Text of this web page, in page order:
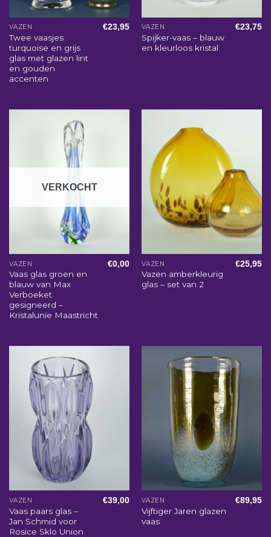
VAZEN
Twee vaasjes
turquoise en grijs
glas met glazen lint
en gouden
accenten
€23,95 VAZEN
Spijker-vaas – blauw
en kleurloos kristal
€23,75
VERKOCHT
VAZEN
Vaas glas groen en
blauw van Max
Verboeket
gesigneerd –
Kristalunie Maastricht
€0,00 VAZEN
Vazen amberkleurig
glas – set van 2
€25,95
VAZEN
Vaas paars glas –
Jan Schmid voor
Rosice Sklo Union
€39,00 VAZEN
Vijftiger Jaren glazen
vaas
€89,95